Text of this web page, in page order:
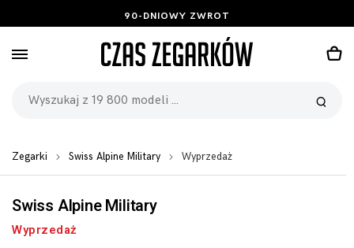
90-DNIOWY ZWROT
Zegarki Swiss Alpine Military Wyprzedaż
Swiss Alpine Military
Wyprzedaż